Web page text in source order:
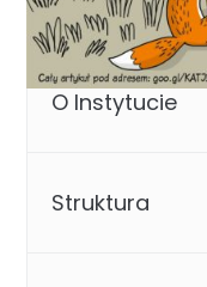
O Instytucie
Struktura